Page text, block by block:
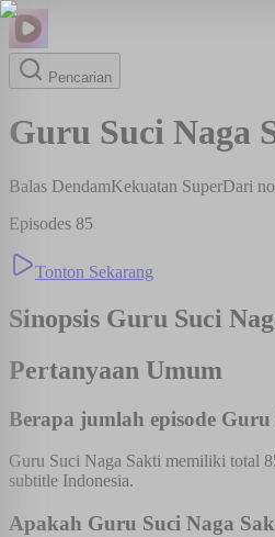
Pencarian
Guru Suci Naga
Balas DendamKekuatan SuperDari
Episodes 85
Tonton Sekarang
Sinopsis Guru Suci
Pertanyaan Umum
Berapa jumlah episode
Guru Suci Naga Sakti memiliki total
subtitle Indonesia.
Apakah Guru Suci Naga